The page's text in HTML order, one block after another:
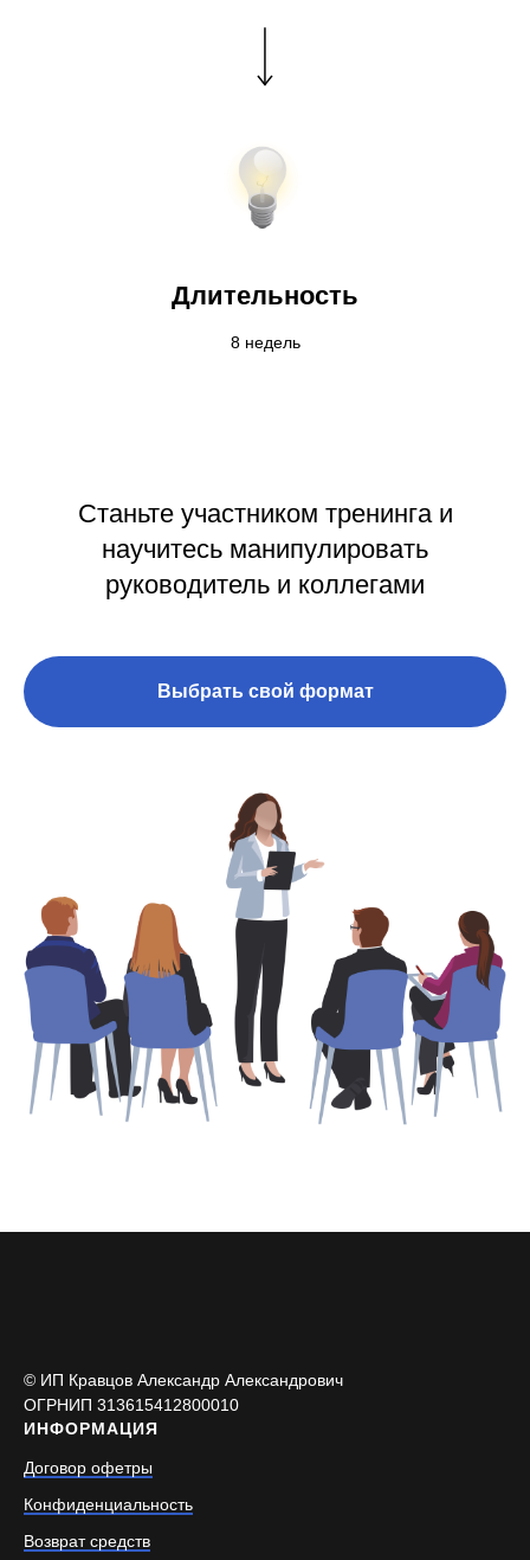
Длительность
8 недель
Станьте участником тренинга и
научитесь манипулировать
руководитель и коллегами
Выбрать свой формат
© ИП Кравцов Александр Александрович
ОГРНИП 313615412800010
ИНФОРМАЦИЯ
Договор офетры
Конфиденциальность
Возврат средств